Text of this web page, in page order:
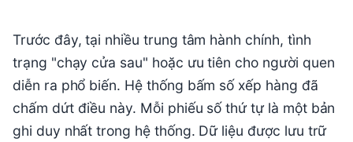
Trước đây, tại nhiều trung tâm hành chính, tình
trạng "chạy cửa sau" hoặc ưu tiên cho người quen
diễn ra phổ biến. Hệ thống bấm số xếp hàng đã
chấm dứt điều này. Mỗi phiếu số thứ tự là một bản
ghi duy nhất trong hệ thống. Dữ liệu được lưu trữ